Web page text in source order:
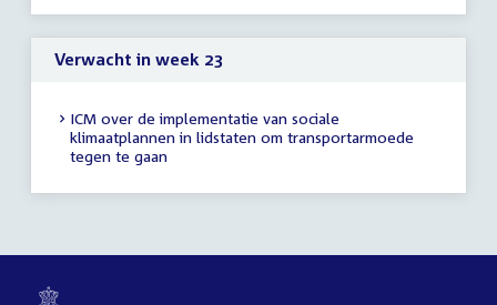
Verwacht in week 23
ICM over de implementatie van sociale
klimaatplannen in lidstaten om transportarmoede
tegen te gaan